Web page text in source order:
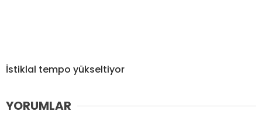
İstiklal tempo yükseltiyor
YORUMLAR